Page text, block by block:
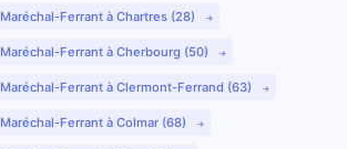
Maréchal-Ferrant à Chartres (28)
Maréchal-Ferrant à Cherbourg (50)
Maréchal-Ferrant à Clermont-Ferrand (63)
Maréchal-Ferrant à Colmar (68)